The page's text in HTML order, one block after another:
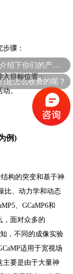
骤：
入目标位置；
动。
例)
构的突变和基于神
比、动力学和动态
、GCaMP6和
，面对众多的
，不同的成像实验
适用于宽视场
主要是由于大量神
可以介绍下你们的产品么？
是怎么收费的呢？